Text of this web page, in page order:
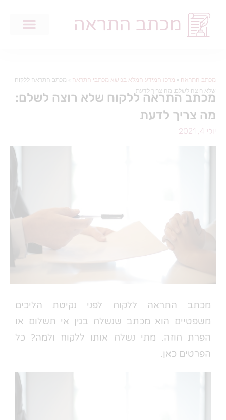
מכתב התראה » מרכז המידע המלא בנושא מכתבי התראה » מכתב התראה ללקוח
שלא רוצה לשלם: מה צריך לדעת
מכתב התראה ללקוח שלא רוצה לשלם:
מה צריך לדעת
יולי 4, 2021
מכתב התראה ללקוח לפני נקיטת הליכים
משפטיים הוא מכתב שנשלח בגין אי תשלום או
הפרת חוזה. מתי נשלח אותו ללקוח ולמה? כל
הפרטים כאן.